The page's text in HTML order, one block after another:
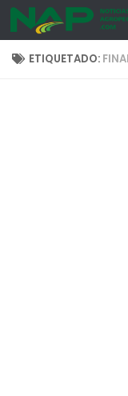
Skip to content
ETIQUETADO: